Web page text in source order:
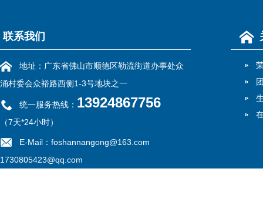
联系我们
地址：广东省佛山市顺德区勒流街道办事处众
涌村委会众裕路西侧1-3号地块之一
统一服务热线： 13924867756
（7天*24小时）
E-Mail：foshannangong@163.com
1730805423@qq.com